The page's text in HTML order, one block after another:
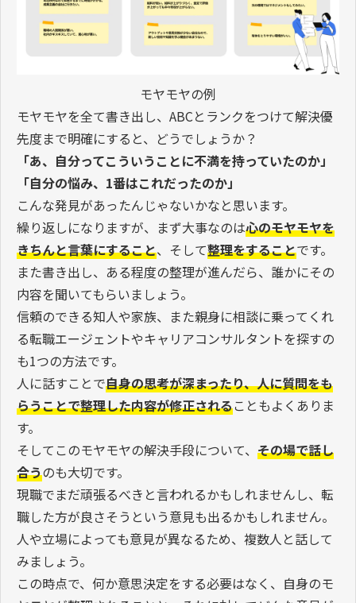
モヤモヤの例
モヤモヤを全て書き出し、ABCとランクをつけて解決優
先度まで明確にすると、どうでしょうか？
「あ、自分ってこういうことに不満を持っていたのか」
「自分の悩み、1番はこれだったのか」
こんな発見があったんじゃないかなと思います。
繰り返しになりますが、まず大事なのは心のモヤモヤを
きちんと言葉にすること、そして整理をすることです。
また書き出し、ある程度の整理が進んだら、誰かにその
内容を聞いてもらいましょう。
信頼のできる知人や家族、また親身に相談に乗ってくれ
る転職エージェントやキャリアコンサルタントを探すの
も1つの方法です。
人に話すことで自身の思考が深まったり、人に質問をも
らうことで整理した内容が修正されることもよくありま
す。
そしてこのモヤモヤの解決手段について、 その場で話し
合うのも大切です。
現職でまだ頑張るべきと言われるかもしれませんし、転
職した方が良さそうという意見も出るかもしれません。
人や立場によっても意見が異なるため、複数人と話して
みましょう。
この時点で、何か意思決定をする必要はなく、自身のモ